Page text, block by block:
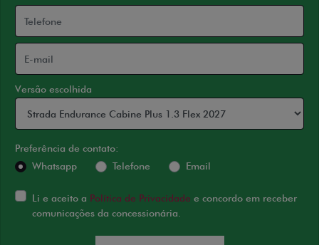
Versão escolhida
Preferência de contato:
Whatsapp
Telefone Email
Li e aceito a Política de Privacidade e concordo em receber
comunicações da concessionária.